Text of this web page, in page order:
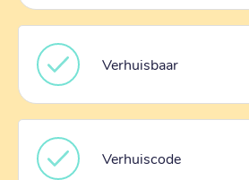
Verhuisbaar
Verhuiscode